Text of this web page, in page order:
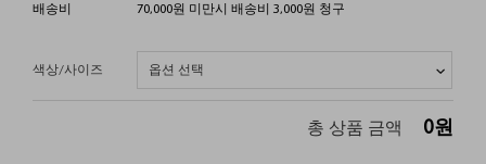
배송비 70,000원 미만시 배송비 3,000원 청구
색상/사이즈
총 상품 금액 0원